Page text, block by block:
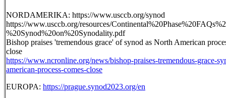
NORDAMERIKA: https://www.usccb.org/synod
https://www.usccb.org/resources/
%20Synod%20on%20Synodality.pdf
Bishop praises 'tremendous grace' of synod as North American
close
https://www.ncronline.org/news/bishop-praises-tremendous-grace-
american-process-comes-close
EUROPA: https://prague.synod2023.org/en